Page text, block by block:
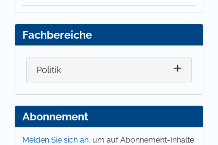
Fachbereiche
Politik
Abonnement
Melden Sie sich an, um auf Abonnement-Inhalte